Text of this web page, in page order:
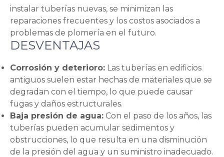
instalar tuberías nuevas, se minimizan las
reparaciones frecuentes y los costos asociados a
problemas de plomería en el futuro.
DESVENTAJAS
Corrosión y deterioro: Las tuberías en edificios
antiguos suelen estar hechas de materiales que se
degradan con el tiempo, lo que puede causar
fugas y daños estructurales.
Baja presión de agua: Con el paso de los años, las
tuberías pueden acumular sedimentos y
obstrucciones, lo que resulta en una disminución
de la presión del agua y un suministro inadecuado.